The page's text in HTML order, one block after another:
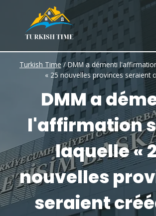
content
Turkish Time/DMM a démenti
« 25 nouvelles provinces seraient
DMM a
l'affirmation
laquelle «
nouvelles
seraient